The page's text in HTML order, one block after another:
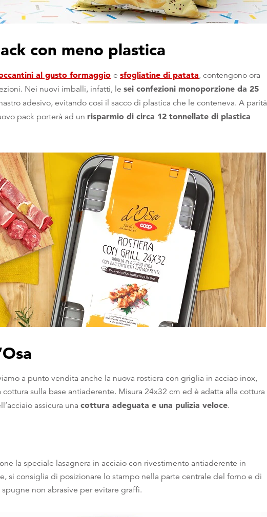
con meno plastica
al gusto formaggio e sfogliatine di patata, contengono ora
Nei nuovi imballi, infatti, le sei confezioni monoporzione da 25
adesivo, evitando così il sacco di plastica che le conteneva. A parità
pack porterà ad un risparmio di circa 12 tonnellate di plastica
a punto vendita anche la nuova rostiera con griglia in acciao inox,
sulla base antiaderente. Misura 24x32 cm ed è adatta alla cottura
assicura una cottura adeguata e una pulizia veloce.
la speciale lasagnera in acciaio con rivestimento antiaderente in
si consiglia di posizionare lo stampo nella parte centrale del forno e di
non abrasive per evitare graffi.